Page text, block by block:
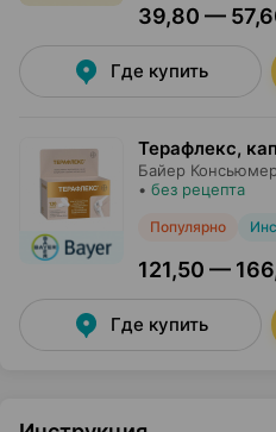
39,80 —
Где купить
Терафлекс,
Байер
• без рецепта
Популярно
121,50 —
Где купить